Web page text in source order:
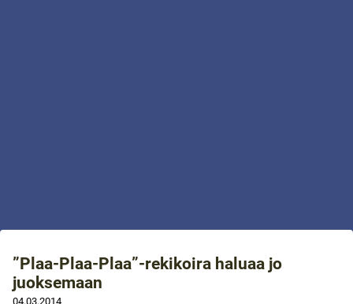
”Plaa-Plaa-Plaa”-rekikoira haluaa jo
juoksemaan
04.03.2014